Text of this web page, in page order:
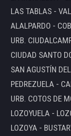
LAS TABLAS -
ALALPARDO -
URB.
CIUDAD SANTO
SAN AGUSTÍN
PEDREZUELA -
URB. COTOS DE
LOZOYUELA -
LOZOYA -